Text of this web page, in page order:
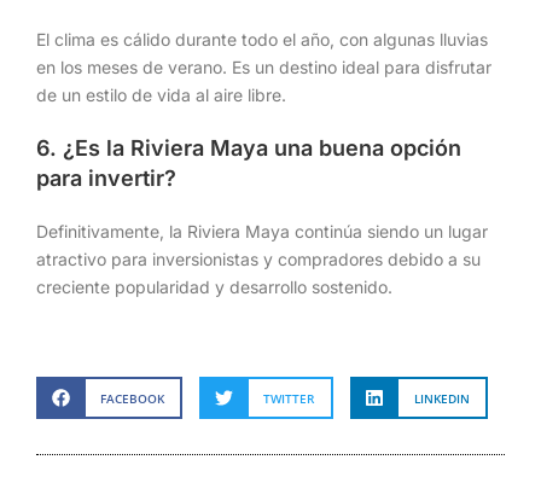
El clima es cálido durante todo el año, con algunas lluvias
en los meses de verano. Es un destino ideal para disfrutar
de un estilo de vida al aire libre.
6. ¿Es la Riviera Maya una buena opción
para invertir?
Definitivamente, la Riviera Maya continúa siendo un lugar
atractivo para inversionistas y compradores debido a su
creciente popularidad y desarrollo sostenido.
FACEBOOK TWITTER LINKEDIN